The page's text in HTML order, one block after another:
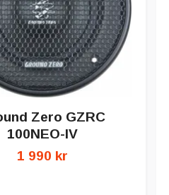
Zero GZRC
100NEO-IV
1 990 kr